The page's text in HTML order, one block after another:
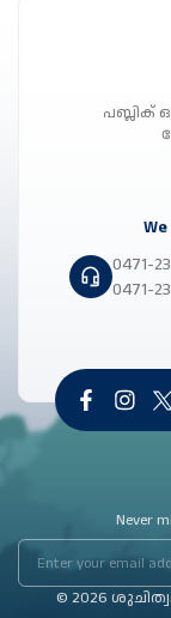
പബ്ലിക്
0471-
0471-
Never
© 2026